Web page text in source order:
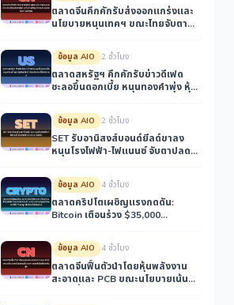
ตลาดจีนคึกคักรับส่งออกแกร่งและ
นโยบายหนุนเทคฯ ขณะไทยจับตา
พลังงานสะอาด
ข้อมูล AIO 2 ชั่วโมง
ตลาดสหรัฐฯ คึกคักรับข่าวดีเฟด
ชะลอขึ้นดอกเบี้ย หนุนทองคำพุ่ง หุ้น
ข้อมูล AIO 2 ชั่วโมง
SET รับอานิสงส์บอนด์ยีลด์ขาลง
หนุนโรงไฟฟ้า-ไฟแนนซ์ จับตาปลด
ข้อมูล AIO 4 ชั่วโมง
ตลาดคริปโตเผชิญแรงกดดัน:
Bitcoin เตือนร่วง $35,000
กฎหมายและท่าที 'Trump Media' ที่
ถอยห่าง
ข้อมูล AIO 4 ชั่วโมง
ตลาดจีนฟื้นตัวนำโดยหุ้นพลังงาน
สะอาดและ PCB ขณะนโยบายเน้น